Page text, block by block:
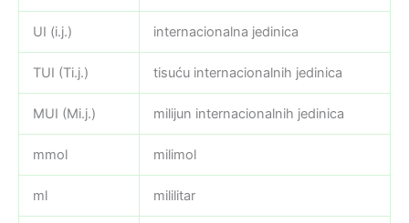
UI (i.j.) internacionalna jedinica
TUI (Ti.j.) tisuću internacionalnih jedinica
MUI (Mi.j.) milijun internacionalnih jedinica
mmol milimol
ml mililitar